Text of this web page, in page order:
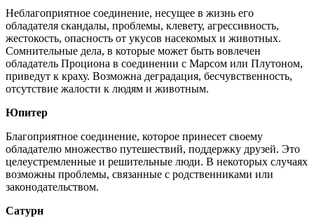
Неблагоприятное соединение, несущее в жизнь его
обладателя скандалы, проблемы, клевету, агрессивность,
жестокость, опасность от укусов насекомых и животных.
Сомнительные дела, в которые может быть вовлечен
обладатель Проциона в соединении с Марсом или Плутоном,
приведут к краху. Возможна деградация, бесчувственность,
отсутствие жалости к людям и животным.
Юпитер
Благоприятное соединение, которое принесет своему
обладателю множество путешествий, поддержку друзей. Это
целеустремленные и решительные люди. В некоторых случаях
возможны проблемы, связанные с родственниками или
законодательством.
Сатурн